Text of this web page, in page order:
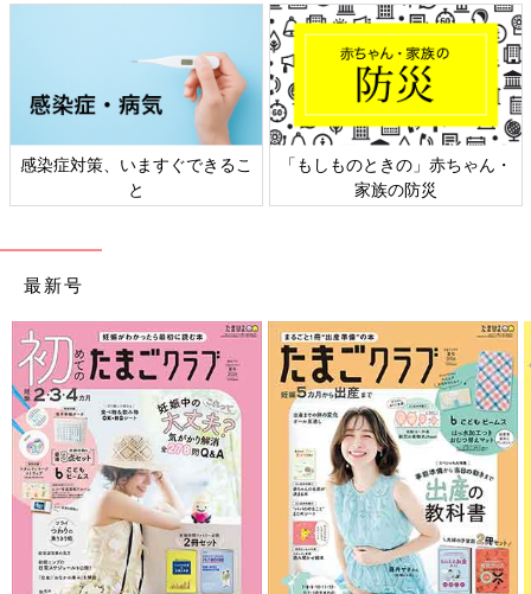
感染症対策、いますぐできるこ
と
「もしものときの」赤ちゃん・
家族の防災
最新号